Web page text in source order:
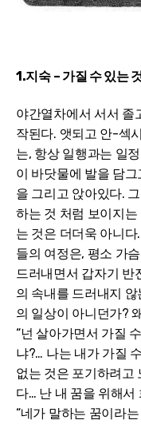
1.지숙 – 가질 수 있는
야간열차에서 서서 졸
작된다. 앳되고 안-섹
는, 항상 일행과는 일
이 바닷물에 발을 담
을 그리고 앉아있다.
하는 것 처럼 보이지
는 것은 더더욱 아니
들의 여정은, 평소 가
드러내면서 갑자기 반
의 속내를 드러내지
의 일상이 아니던가?
“넌 살아가면서 가질
냐?… 나는 내가 가질
없는 것은 포기하려고
다… 난 내 꿈을 위해서
“네가 말하는 꿈이라